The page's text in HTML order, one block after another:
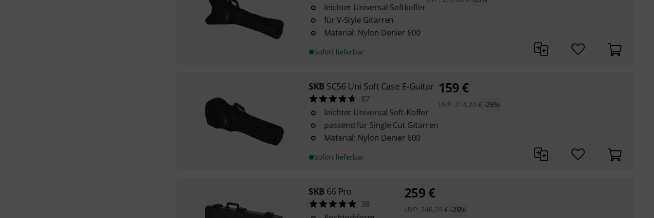
leichter Universal-Softkoffer
für V-Style Gitarren
Material: Nylon Denier 600
Sofort lieferbar
SKB SC56 Uni Soft Case E-Guitar
87
leichter Universal Soft-Koffer
passend für Single Cut Gitarren
Material: Nylon Denier 600
Sofort lieferbar
159€
UVP: 214,20 € -26%
SKB 66 Pro
38
259€
UVP: 346,29 € -25%